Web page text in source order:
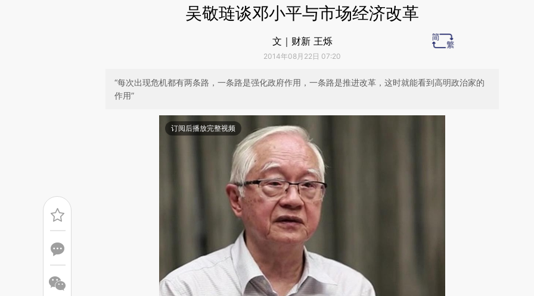
吴敬琏谈邓小平与市场经济改革
文｜财新 王烁
2014年08月22日 07:20
“每次出现危机都有两条路，一条路是强化政府作用，一条路是推进改革，这时就能看到高明政治家的
作用”
订阅后播放完整视频